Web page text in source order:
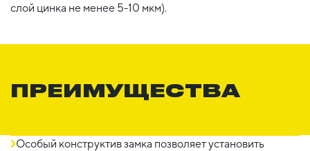
слой цинка не менее 5-10 мкм).
ПРЕИМУЩЕСТВА
Особый конструктив замка позволяет установить